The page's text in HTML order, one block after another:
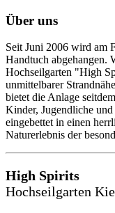
Über uns
Seit Juni 2006 wird am
Handtuch abgehangen.
Hochseilgarten "High
unmittelbarer
bietet die Anlage
Kinder, Jugendliche
eingebettet in einen
Naturerlebnis der
High Spirits
Hochseilgarten